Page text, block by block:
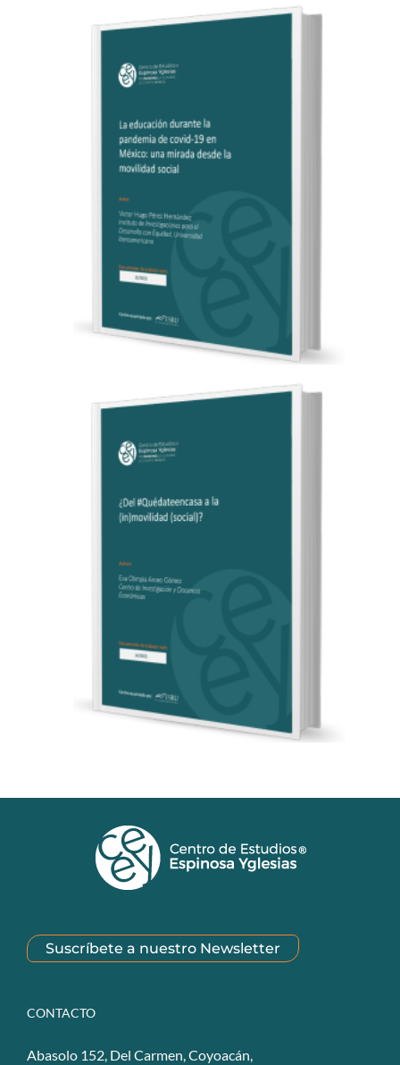
Suscríbete a nuestro Newsletter
CONTACTO
Abasolo 152, Del Carmen, Coyoacán,